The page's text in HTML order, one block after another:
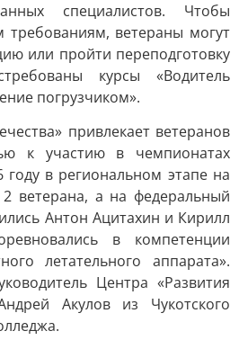
специалистов. Чтобы
требованиям, ветераны могут
или пройти переподготовку
курсы «Водитель
погрузчиком».
привлекает ветеранов
к участию в чемпионатах
году в региональном этапе на
2 ветерана, а на федеральный
Антон Ацитахин и Кирилл
в компетенции
летательного аппарата».
Центра «Развития
Акулов из Чукотского